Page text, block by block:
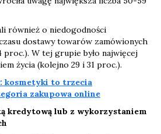
również o niedogodności
dostawy towarów zamówionych
proc.). W tej grupie było najwięcej
życia (kolejno 29 i 31 proc.).
kosmetyki to trzecia
zakupowa online
kredytową lub z wykorzystaniem